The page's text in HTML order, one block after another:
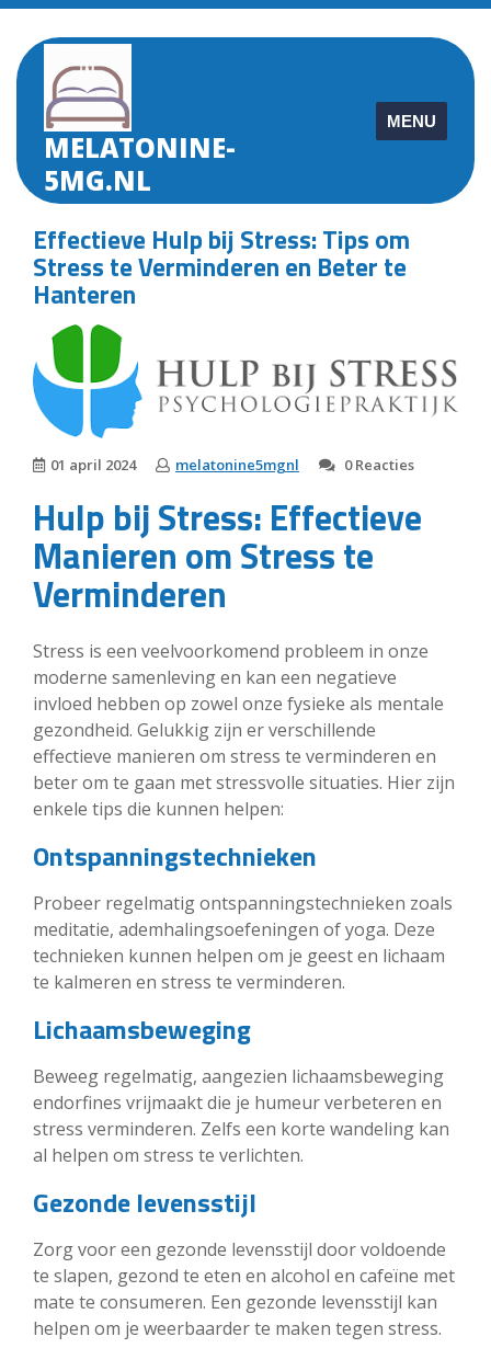
Skip
content
MELATONINE-
5MG.NL
MENU
Effectieve Hulp bij Stress: Tips om
Stress te Verminderen en Beter te
Hanteren
01 april 2024 melatonine5mgnl 0 Reacties
Hulp bij Stress: Effectieve
Manieren om Stress te
Verminderen
Stress is een veelvoorkomend probleem in onze
moderne samenleving en kan een negatieve
invloed hebben op zowel onze fysieke als mentale
gezondheid. Gelukkig zijn er verschillende
effectieve manieren om stress te verminderen en
beter om te gaan met stressvolle situaties. Hier zijn
enkele tips die kunnen helpen:
Ontspanningstechnieken
Probeer regelmatig ontspanningstechnieken zoals
meditatie, ademhalingsoefeningen of yoga. Deze
technieken kunnen helpen om je geest en lichaam
te kalmeren en stress te verminderen.
Lichaamsbeweging
Beweeg regelmatig, aangezien lichaamsbeweging
endorfines vrijmaakt die je humeur verbeteren en
stress verminderen. Zelfs een korte wandeling kan
al helpen om stress te verlichten.
Gezonde levensstijl
Zorg voor een gezonde levensstijl door voldoende
te slapen, gezond te eten en alcohol en cafeïne met
mate te consumeren. Een gezonde levensstijl kan
helpen om je weerbaarder te maken tegen stress.